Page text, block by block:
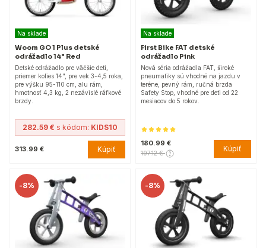
Na sklade
Woom GO 1 Plus detské
odrážadlo 14" Red
Detské odrážadlo pre väčšie deti,
priemer kolies 14", pre vek 3-4,5 roka,
pre výšku 95-110 cm, alu rám,
hmotnosť 4,3 kg, 2 nezávislé ráfkové
brzdy.
282.59 € s kódom: KIDS10
313.99 € Kúpiť
Na sklade
First Bike FAT detské
odrážadlo Pink
Nová séria odrážadla FAT, široké
pneumatiky sú vhodné na jazdu v
teréne, pevný rám, ručná brzda
Safety Stop, vhodné pre deti od 22
mesiacov do 5 rokov.
180.99 €
197.12 € Kúpiť
-8% -8%